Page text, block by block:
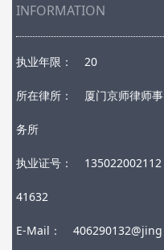
INFORMATION
执业年限： 20
所在律所： 厦门京师律师事
务所
执业证号： 135022002112
41632
E-Mail： 406290132@jing